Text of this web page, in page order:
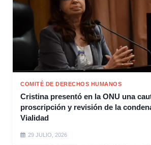
COMITÉ DE DERECHOS HUMANOS
Cristina presentó en la ONU una
proscripción y revisión de la
Vialidad
29 JULIO, 2026